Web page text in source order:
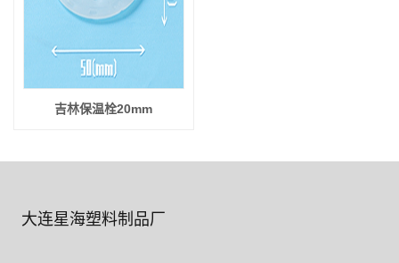
吉林保温栓20mm
大连星海塑料制品厂